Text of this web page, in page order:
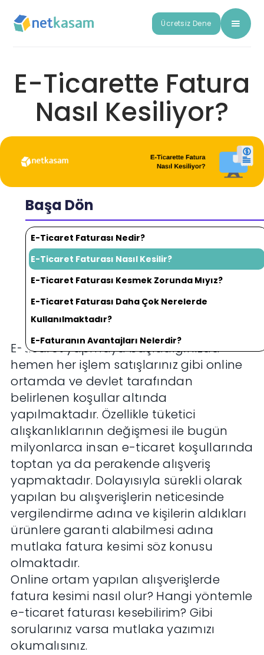
Ücretsiz Dene
E-Ticarette Fatura
Nasıl Kesiliyor?
Başa Dön
E-Ticaret Faturası Nedir?
E-Ticaret Faturası Nasıl Kesilir?
E-Ticaret Faturası Kesmek Zorunda Mıyız?
E-Ticaret Faturası Daha Çok Nerelerde
Kullanılmaktadır?
E-Faturanın Avantajları Nelerdir?
E-ticaret yapmaya başladığınızda
hemen her işlem satışlarınız gibi online
ortamda ve devlet tarafından
belirlenen koşullar altında
yapılmaktadır. Özellikle tüketici
alışkanlıklarının değişmesi ile bugün
milyonlarca insan e-ticaret koşullarında
toptan ya da perakende alışveriş
yapmaktadır. Dolayısıyla sürekli olarak
yapılan bu alışverişlerin neticesinde
vergilendirme adına ve kişilerin aldıkları
ürünlere garanti alabilmesi adına
mutlaka fatura kesimi söz konusu
olmaktadır.
Online ortam yapılan alışverişlerde
fatura kesimi nasıl olur? Hangi yöntemle
e-ticaret faturası kesebilirim? Gibi
sorularınız varsa mutlaka yazımızı
okumalısınız.